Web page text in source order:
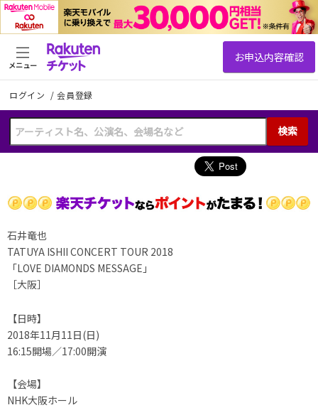
ログイン /会員登録
検索
メニュー
石井竜也
TATUYA ISHII CONCERT TOUR 2018
「LOVE DIAMONDS MESSAGE」
［大阪］
【日時】
2018年11月11日(日)
16:15開場／17:00開演
【会場】
NHK大阪ホール